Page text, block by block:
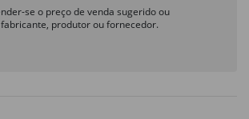
se o preço de venda sugerido ou
produtor ou fornecedor.